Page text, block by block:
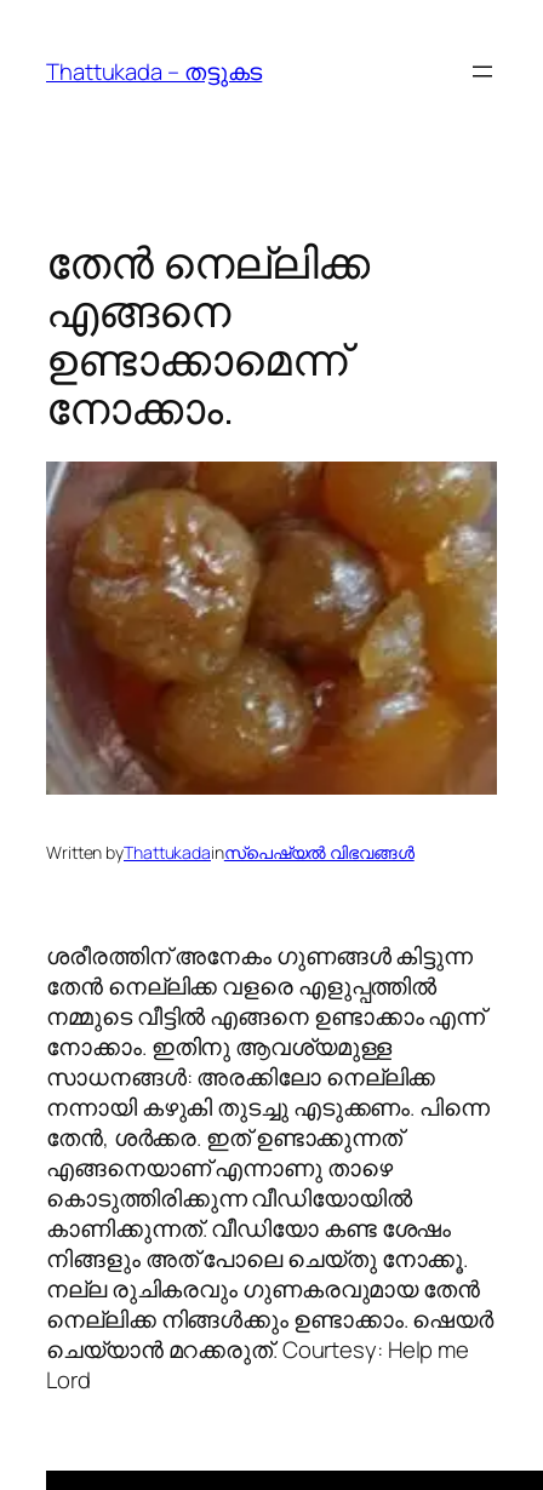
content
Thattukada – തട്ടുകട
തേന്‍ നെല്ലിക്ക
എങ്ങനെ
ഉണ്ടാക്കാമെന്ന്
നോക്കാം.
Written byThattukadainസ്പെഷ്യല്‍ വിഭവങ്ങള്‍
ശരീരത്തിന് അനേകം ഗുണങ്ങള്‍ കിട്ടുന്ന
തേന്‍ നെല്ലിക്ക വളരെ എളുപ്പത്തില്‍
നമ്മുടെ വീട്ടില്‍ എങ്ങനെ ഉണ്ടാക്കാം എന്ന്
നോക്കാം. ഇതിനു ആവശ്യമുള്ള
സാധനങ്ങള്‍: അരക്കിലോ നെല്ലിക്ക
നന്നായി കഴുകി തുടച്ചു എടുക്കണം. പിന്നെ
തേന്‍, ശര്‍ക്കര. ഇത് ഉണ്ടാക്കുന്നത്‌
എങ്ങനെയാണ് എന്നാണു താഴെ
കൊടുത്തിരിക്കുന്ന വീഡിയോയില്‍
കാണിക്കുന്നത്. വീഡിയോ കണ്ട ശേഷം
നിങ്ങളും അത് പോലെ ചെയ്തു നോക്കൂ.
നല്ല രുചികരവും ഗുണകരവുമായ തേന്‍
നെല്ലിക്ക നിങ്ങള്‍ക്കും ഉണ്ടാക്കാം. ഷെയര്‍
ചെയ്യാന്‍ മറക്കരുത്. Courtesy: Help me
Lord